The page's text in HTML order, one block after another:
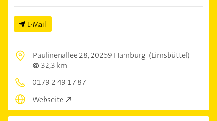
E-Mail
Paulinenallee 28,20259 Hamburg (Eimsbüttel)
32,3 km
0179 2 49 17 87
Webseite